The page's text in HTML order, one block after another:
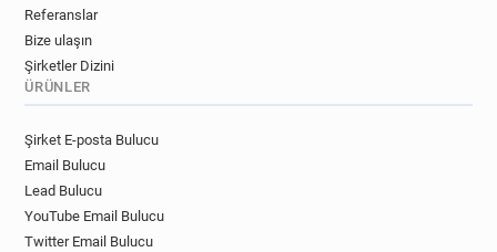
Referanslar
Bize ulaşın
Şirketler Dizini
ÜRÜNLER
Şirket E-posta Bulucu
Email Bulucu
Lead Bulucu
YouTube Email Bulucu
Twitter Email Bulucu